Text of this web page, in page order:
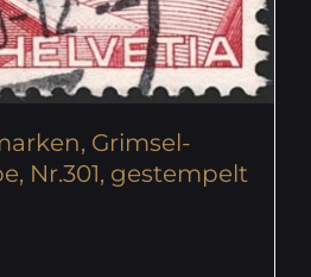
Grimsel-
Nr.301, gestempelt